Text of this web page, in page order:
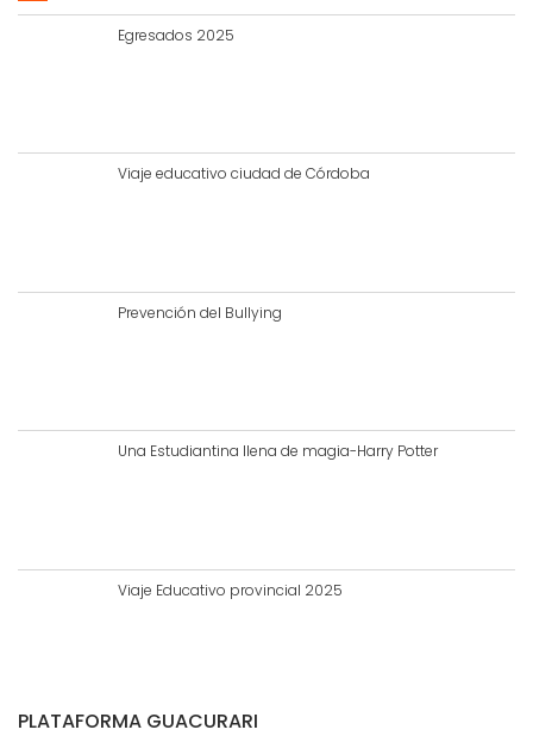
Egresados 2025
Viaje educativo ciudad de Córdoba
Prevención del Bullying
Una Estudiantina llena de magia-Harry Potter
Viaje Educativo provincial 2025
PLATAFORMA GUACURARI